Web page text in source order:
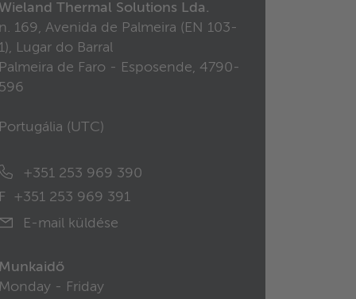
Thermal Solutions Lda.
169, Avenida de Palmeira (EN 103-
Lugar do Barral
de Faro - Esposende, 4790-
(UTC)
+351 253 969 390
+351 253 969 391
E-mail küldése
- Friday